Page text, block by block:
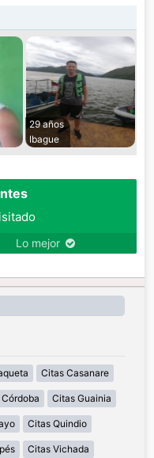
29 años
Ibague
Lo mejor
Citas Casanare
Citas Guainia
Citas Quindio
Citas Vichada